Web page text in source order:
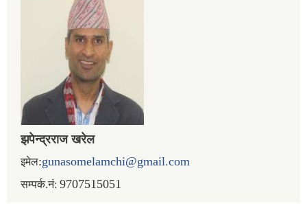
झपेन्द्रराज खरेल
इमेल:gunasomelamchi@gmail.com
सम्पर्क.नं: 9707515051